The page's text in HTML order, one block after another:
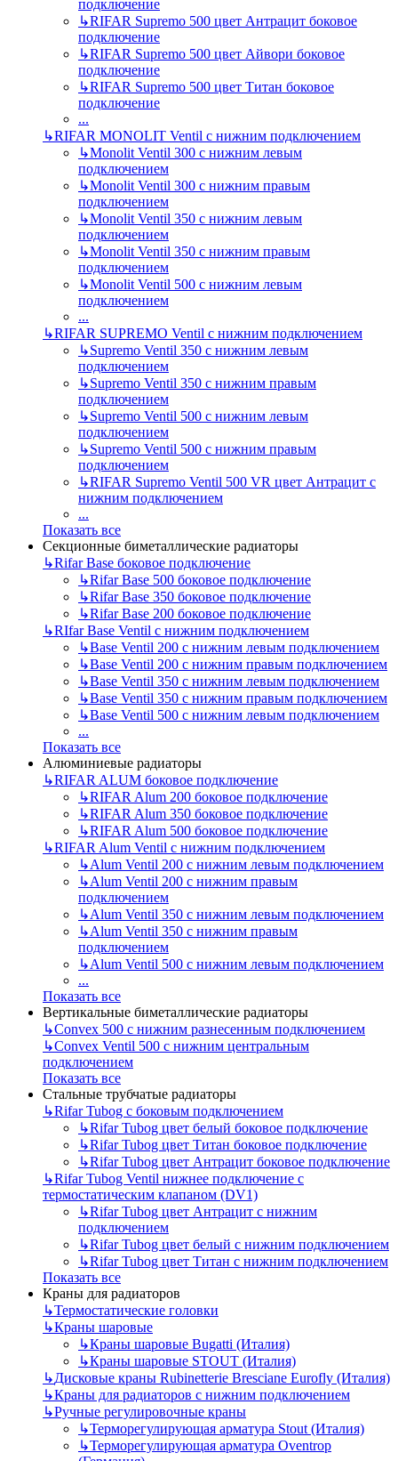
подключение
↳RIFAR Supremo 500 цвет Антрацит боковое
подключение
↳RIFAR Supremo 500 цвет Айвори боковое
подключение
↳RIFAR Supremo 500 цвет Титан боковое
подключение
...
↳RIFAR MONOLIT Ventil с нижним подключением
↳Monolit Ventil 300 с нижним левым
подключением
↳Monolit Ventil 300 с нижним правым
подключением
↳Monolit Ventil 350 с нижним левым
подключением
↳Monolit Ventil 350 с нижним правым
подключением
↳Monolit Ventil 500 с нижним левым
подключением
...
↳RIFAR SUPREMO Ventil с нижним подключением
↳Supremo Ventil 350 с нижним левым
подключением
↳Supremo Ventil 350 с нижним правым
подключением
↳Supremo Ventil 500 с нижним левым
подключением
↳Supremo Ventil 500 с нижним правым
подключением
↳RIFAR Supremo Ventil 500 VR цвет Антрацит с
нижним подключением
...
Показать все
Секционные биметаллические радиаторы
↳Rifar Base боковое подключение
↳Rifar Base 500 боковое подключение
↳Rifar Base 350 боковое подключение
↳Rifar Base 200 боковое подключение
↳RIfar Base Ventil с нижним подключением
↳Base Ventil 200 с нижним левым подключением
↳Base Ventil 200 с нижним правым подключением
↳Base Ventil 350 с нижним левым подключением
↳Base Ventil 350 с нижним правым подключением
↳Base Ventil 500 с нижним левым подключением
...
Показать все
Алюминиевые радиаторы
↳RIFAR ALUM боковое подключение
↳RIFAR Alum 200 боковое подключение
↳RIFAR Alum 350 боковое подключение
↳RIFAR Alum 500 боковое подключение
↳RIFAR Alum Ventil с нижним подключением
↳Alum Ventil 200 с нижним левым подключением
↳Alum Ventil 200 с нижним правым
подключением
↳Alum Ventil 350 с нижним левым подключением
↳Alum Ventil 350 с нижним правым
подключением
↳Alum Ventil 500 с нижним левым подключением
...
Показать все
Вертикальные биметаллические радиаторы
↳Convex 500 с нижним разнесенным подключением
↳Convex Ventil 500 с нижним центральным
подключением
Показать все
Стальные трубчатые радиаторы
↳Rifar Tubog с боковым подключением
↳Rifar Tubog цвет белый боковое подключение
↳Rifar Tubog цвет Титан боковое подключение
↳Rifar Tubog цвет Антрацит боковое подключение
↳Rifar Tubog Ventil нижнее подключение с
термостатическим клапаном (DV1)
↳Rifar Tubog цвет Антрацит с нижним
подключением
↳Rifar Tubog цвет белый с нижним подключением
↳Rifar Tubog цвет Титан с нижним подключением
Показать все
Краны для радиаторов
↳Термостатические головки
↳Краны шаровые
↳Краны шаровые Bugatti (Италия)
↳Краны шаровые STOUT (Италия)
↳Дисковые краны Rubinetterie Bresciane Eurofly (Италия)
↳Краны для радиаторов с нижним подключением
↳Ручные регулировочные краны
↳Терморегулирующая арматура Stout (Италия)
↳Терморегулирующая арматура Oventrop